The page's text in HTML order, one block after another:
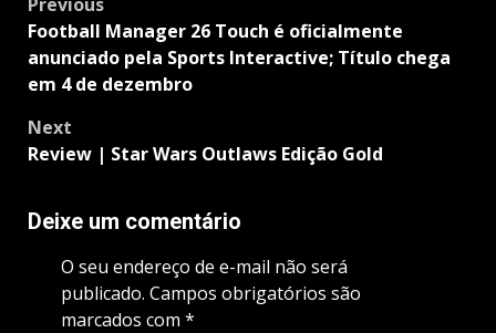
navigation
Football Manager 26 Touch é oficialmente
anunciado pela Sports Interactive; Título chega
em 4 de dezembro
Next
Review | Star Wars Outlaws Edição Gold
Deixe um comentário
O seu endereço de e-mail não será
publicado. Campos obrigatórios são
marcados com *